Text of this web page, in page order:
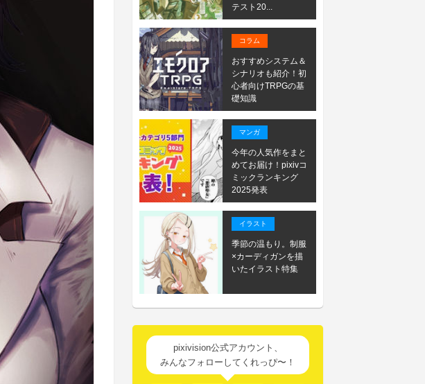
テスト20...
コラム
おすすめシステム＆
シナリオも紹介！初
心者向けTRPGの基
礎知識
マンガ
今年の人気作をまと
めてお届け！pixivコ
ミックランキング
2025発表
イラスト
季節の温もり。制服
×カーディガンを描
いたイラスト特集
pixivision公式アカウント、
みんなフォローしてくれっぴ〜！